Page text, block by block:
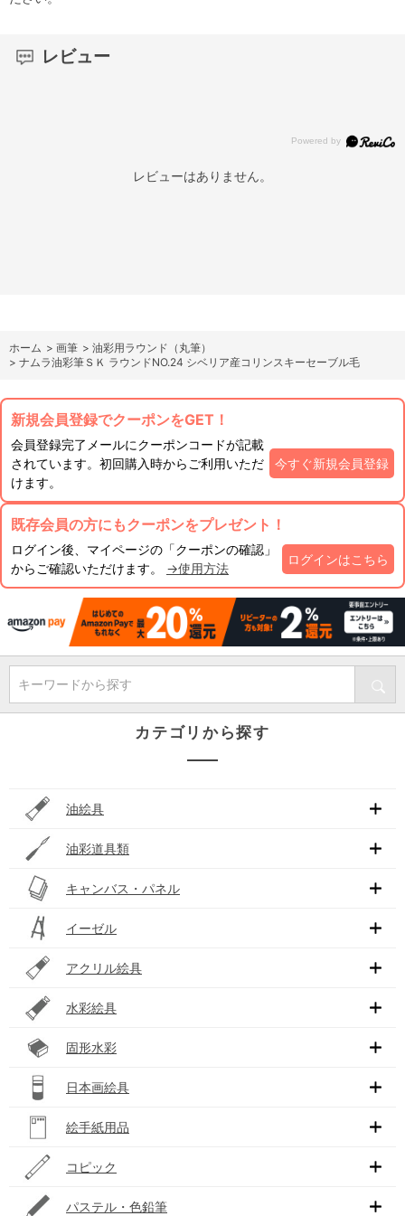
レビュー
レビューはありません。
ホーム > 画筆 > 油彩用ラウンド（丸筆）
> ナムラ油彩筆ＳＫ ラウンドNO.24 シベリア産コリンスキーセーブル毛
新規会員登録でクーポンをGET！
会員登録完了メールにクーポンコードが記載
されています。初回購入時からご利用いただ
けます。
今すぐ新規会員登録
既存会員の方にもクーポンをプレゼント！
ログイン後、マイページの「クーポンの確認」
からご確認いただけます。 →使用方法
ログインはこちら
キーワードから探す
カテゴリから探す
油絵具
油彩道具類
キャンバス・パネル
イーゼル
アクリル絵具
水彩絵具
固形水彩
日本画絵具
絵手紙用品
コピック
パステル・色鉛筆